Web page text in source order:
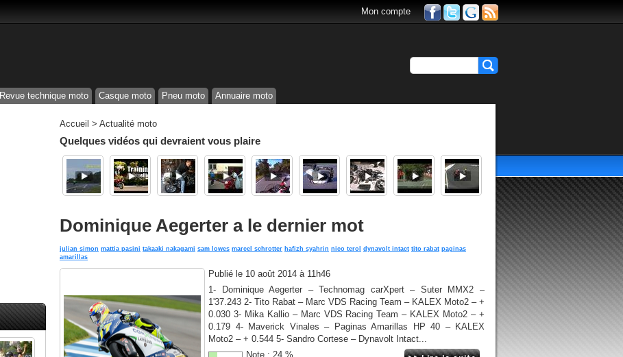
Mon compte
Revue technique moto Casque moto Pneu moto Annuaire moto
Accueil > Actualité moto
Quelques vidéos qui devraient vous plaire
Dominique Aegerter a le dernier mot
julian simon mattia pasini takaaki nakagami sam lowes marcel schrotter hafizh syahrin nico terol dynavolt intact tito rabat paginas
amarillas
Publié le 10 août 2014 à 11h46
1- Dominique Aegerter – Technomag carXpert – Suter MMX2 –
1'37.243 2- Tito Rabat – Marc VDS Racing Team – KALEX Moto2 – +
0.030 3- Mika Kallio – Marc VDS Racing Team – KALEX Moto2 – +
0.179 4- Maverick Vinales – Paginas Amarillas HP 40 – KALEX
Moto2 – + 0.544 5- Sandro Cortese – Dynavolt Intact...
Note : 24 %